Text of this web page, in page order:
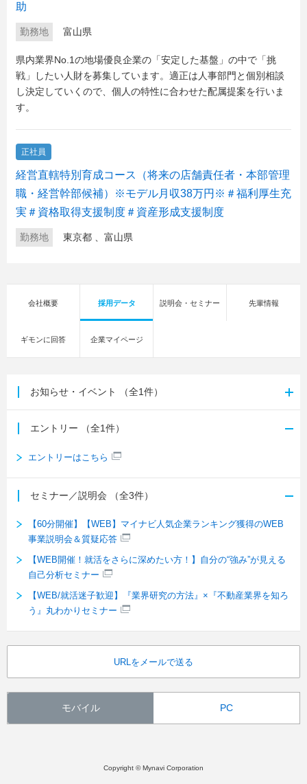
助
勤務地 富山県
県内業界No.1の地場優良企業の「安定した基盤」の中で「挑
戦」したい人財を募集しています。適正は人事部門と個別相談
し決定していくので、個人の特性に合わせた配属提案を行いま
す。
正社員
経営直轄特別育成コース（将来の店舗責任者・本部管理
職・経営幹部候補）※モデル月収38万円※＃福利厚生充
実＃資格取得支援制度＃資産形成支援制度
勤務地 東京都 富山県
会社概要 採用データ 説明会・セミナー 先輩情報
ギモンに回答 企業マイページ
お知らせ・イベント （全1件）
エントリー （全1件）
エントリーはこちら
セミナー／説明会 （全3件）
【60分開催】【WEB】マイナビ人気企業ランキング獲得のWEB
事業説明会＆質疑応答
【WEB開催！就活をさらに深めたい方！】自分の“強み”が見える
自己分析セミナー
【WEB/就活迷子歓迎】『業界研究の方法』×『不動産業界を知ろ
う』丸わかりセミナー
URLをメールで送る
モバイル PC
Copyright © Mynavi Corporation